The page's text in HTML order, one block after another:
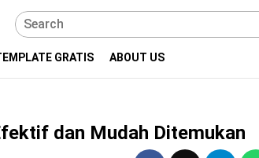
GRATIS ABOUT US
dan Mudah Ditemukan